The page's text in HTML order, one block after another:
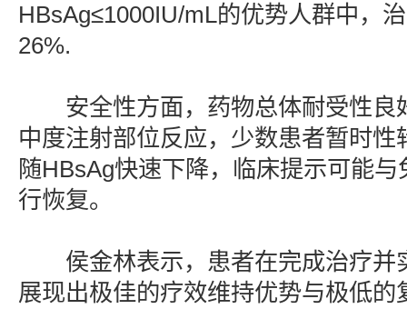
HBsAg≤1000IU/mL的优势人群中，
26%.
安全性方面，药物总体耐受性良
中度注射部位反应，少数患者暂时性
随HBsAg快速下降，临床提示可能
行恢复。
侯金林表示，患者在完成治疗并
展现出极佳的疗效维持优势与极低的